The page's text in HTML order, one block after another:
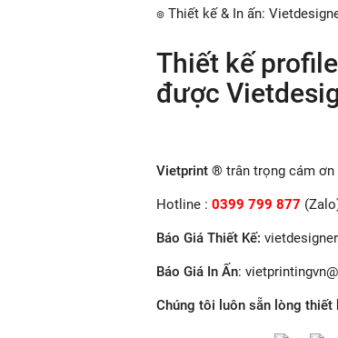
๏ Thiết kế & In ấn:
Thiết kế
được
Vietprint ® trân trọng cám ơn
Hotline : 0399 799 877
Báo Giá Thiết Kế:
Báo Giá In Ấn: v
Chúng tôi luôn sẵn lòng